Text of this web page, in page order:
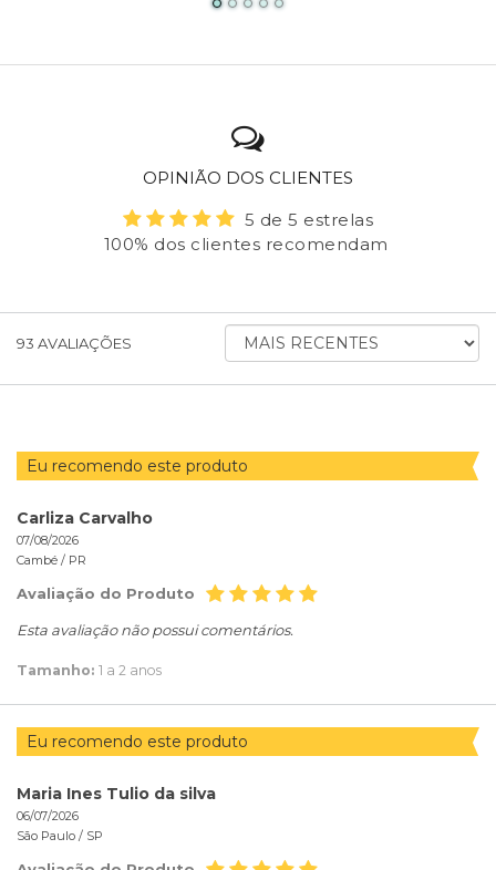
OPINIÃO DOS CLIENTES
5 de 5 estrelas
100% dos clientes recomendam
93 AVALIAÇÕES
ORDENAR
AVALIAÇÕES
Eu recomendo este produto
Carliza Carvalho
07/08/2026
Cambé / PR
Avaliação do Produto
Esta avaliação não possui comentários.
Tamanho: 1 a 2 anos
Eu recomendo este produto
Maria Ines Tulio da silva
06/07/2026
São Paulo / SP